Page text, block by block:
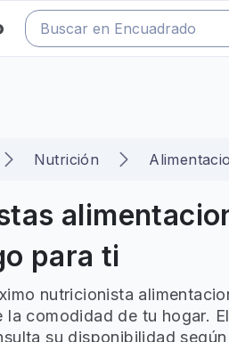
Nutrición
para ti
nutricionista
la comodidad de tu hogar.
su disponibilidad